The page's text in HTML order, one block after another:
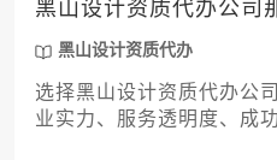
黑山设计资质代办公司
黑山设计资质代办
选择黑山设计资质代办公
业实力、服务透明度、成